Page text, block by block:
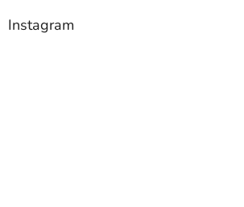
Instagram